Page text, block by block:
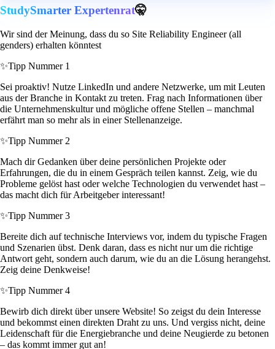
StudySmarter Expertenrat🤫
Wir sind der Meinung, dass du so Site Reliability Engineer (all
genders) erhalten könntest
✨Tipp Nummer 1
Sei proaktiv! Nutze LinkedIn und andere Netzwerke, um mit Leuten
aus der Branche in Kontakt zu treten. Frag nach Informationen über
die Unternehmenskultur und mögliche offene Stellen – manchmal
erfährt man so mehr als in einer Stellenanzeige.
✨Tipp Nummer 2
Mach dir Gedanken über deine persönlichen Projekte oder
Erfahrungen, die du in einem Gespräch teilen kannst. Zeig, wie du
Probleme gelöst hast oder welche Technologien du verwendet hast –
das macht dich für Arbeitgeber interessant!
✨Tipp Nummer 3
Bereite dich auf technische Interviews vor, indem du typische Fragen
und Szenarien übst. Denk daran, dass es nicht nur um die richtige
Antwort geht, sondern auch darum, wie du an die Lösung herangehst.
Zeig deine Denkweise!
✨Tipp Nummer 4
Bewirb dich direkt über unsere Website! So zeigst du dein Interesse
und bekommst einen direkten Draht zu uns. Und vergiss nicht, deine
Leidenschaft für die Energiebranche und deine Neugierde zu betonen
– das kommt immer gut an!